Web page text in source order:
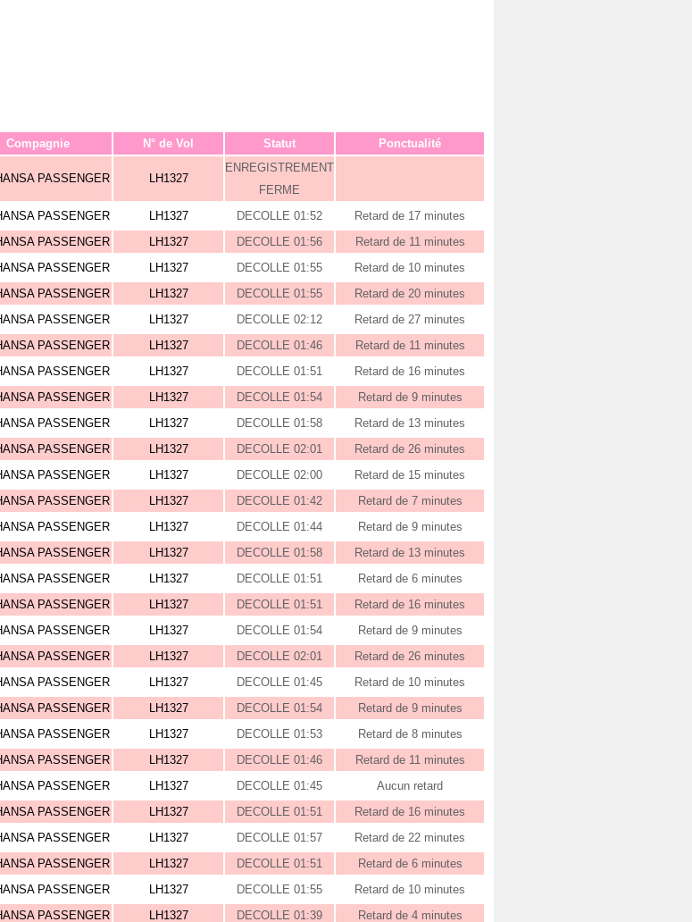
Compagnie N° de Vol Statut Ponctualité
PASSENGER LH1327
ENREGISTREMENT
FERME
PASSENGER LH1327 DECOLLE 01:52
Retard de 17 minutes
PASSENGER LH1327 DECOLLE 01:56
Retard de 11 minutes
PASSENGER LH1327 DECOLLE 01:55
Retard de 10 minutes
PASSENGER LH1327 DECOLLE 01:55
Retard de 20 minutes
PASSENGER LH1327 DECOLLE 02:12
Retard de 27 minutes
PASSENGER LH1327 DECOLLE 01:46
Retard de 11 minutes
PASSENGER LH1327 DECOLLE 01:51
Retard de 16 minutes
PASSENGER LH1327 DECOLLE 01:54
Retard de 9 minutes
PASSENGER LH1327 DECOLLE 01:58
Retard de 13 minutes
PASSENGER LH1327 DECOLLE 02:01
Retard de 26 minutes
PASSENGER LH1327 DECOLLE 02:00
Retard de 15 minutes
PASSENGER LH1327 DECOLLE 01:42
Retard de 7 minutes
PASSENGER LH1327 DECOLLE 01:44
Retard de 9 minutes
PASSENGER LH1327 DECOLLE 01:58
Retard de 13 minutes
PASSENGER LH1327 DECOLLE 01:51
Retard de 6 minutes
PASSENGER LH1327 DECOLLE 01:51
Retard de 16 minutes
PASSENGER LH1327 DECOLLE 01:54
Retard de 9 minutes
PASSENGER LH1327 DECOLLE 02:01
Retard de 26 minutes
PASSENGER LH1327 DECOLLE 01:45
Retard de 10 minutes
PASSENGER LH1327 DECOLLE 01:54
Retard de 9 minutes
PASSENGER LH1327 DECOLLE 01:53
Retard de 8 minutes
PASSENGER LH1327 DECOLLE 01:46
Retard de 11 minutes
PASSENGER LH1327 DECOLLE 01:45
Aucun retard
PASSENGER LH1327 DECOLLE 01:51
Retard de 16 minutes
PASSENGER LH1327 DECOLLE 01:57
Retard de 22 minutes
PASSENGER LH1327 DECOLLE 01:51
Retard de 6 minutes
PASSENGER LH1327 DECOLLE 01:55
Retard de 10 minutes
PASSENGER LH1327 DECOLLE 01:39 Retard de 4 minutes